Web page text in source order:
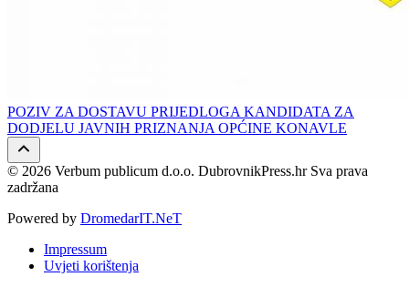
POZIV ZA DOSTAVU PRIJEDLOGA KANDIDATA ZA
DODJELU JAVNIH PRIZNANJA OPĆINE KONAVLE
© 2026 Verbum publicum d.o.o. DubrovnikPress.hr Sva prava
zadržana
Powered by DromedarIT.NeT
Impressum
Uvjeti korištenja